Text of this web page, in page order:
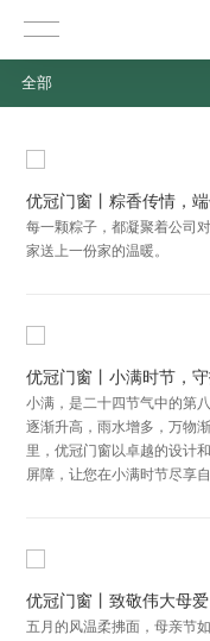
优冠门窗丨粽香传情，
每一颗粽子，都凝聚着公司
家送上一份家的温暖。
优冠门窗丨小满时节，
小满，是二十四节气中的第
逐渐升高，雨水增多，万物
里，优冠门窗以卓越的设计
屏障，让您在小满时节尽享自
优冠门窗丨致敬伟大母
五月的风温柔拂面，母亲节
全部